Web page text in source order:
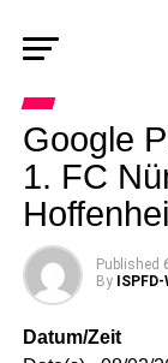
Google
1. FC
Published
By
Datum/Zeit